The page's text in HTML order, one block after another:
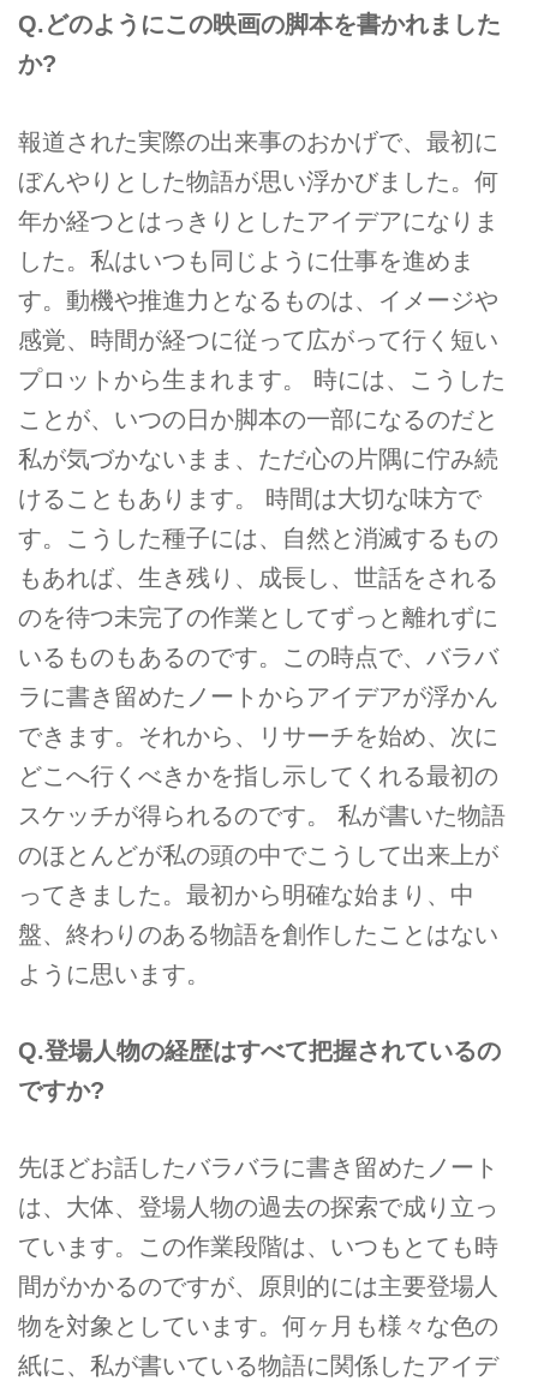
Q.どのようにこの映画の脚本を書かれました
か?
報道された実際の出来事のおかげで、最初に
ぼんやりとした物語が思い浮かびました。何
年か経つとはっきりとしたアイデアになりま
した。私はいつも同じように仕事を進めま
す。動機や推進力となるものは、イメージや
感覚、時間が経つに従って広がって行く短い
プロットから生まれます。 時には、こうした
ことが、いつの日か脚本の一部になるのだと
私が気づかないまま、ただ心の片隅に佇み続
けることもあります。 時間は大切な味方で
す。こうした種子には、自然と消滅するもの
もあれば、生き残り、成長し、世話をされる
のを待つ未完了の作業としてずっと離れずに
いるものもあるのです。この時点で、バラバ
ラに書き留めたノートからアイデアが浮かん
できます。それから、リサーチを始め、次に
どこへ行くべきかを指し示してくれる最初の
スケッチが得られるのです。 私が書いた物語
のほとんどが私の頭の中でこうして出来上が
ってきました。最初から明確な始まり、中
盤、終わりのある物語を創作したことはない
ように思います。
Q.登場人物の経歴はすべて把握されているの
ですか?
先ほどお話したバラバラに書き留めたノート
は、大体、登場人物の過去の探索で成り立っ
ています。この作業段階は、いつもとても時
間がかかるのですが、原則的には主要登場人
物を対象としています。何ヶ月も様々な色の
紙に、私が書いている物語に関係したアイデ